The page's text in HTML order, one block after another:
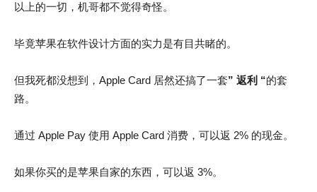
以上的一切，机哥都不觉得奇怪。
毕竟苹果在软件设计方面的实力是有目共睹的。
但我死都没想到，Apple Card 居然还搞了一套” 返利 “的套
路。
通过 Apple Pay 使用 Apple Card 消费，可以返 2% 的现金。
如果你买的是苹果自家的东西，可以返 3%。